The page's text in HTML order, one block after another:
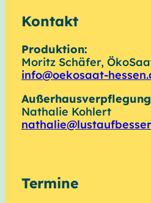
Kontakt
Produktion:
Moritz Schäfer,
info@oekosaat-
Nathalie Kohlert
Termine